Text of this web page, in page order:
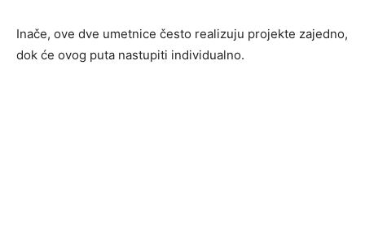
Inače, ove dve umetnice često realizuju projekte zajedno,
dok će ovog puta nastupiti individualno.